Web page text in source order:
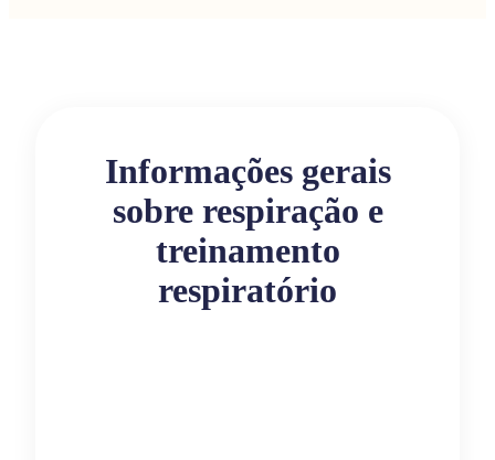
Informações gerais
sobre respiração e
treinamento
respiratório